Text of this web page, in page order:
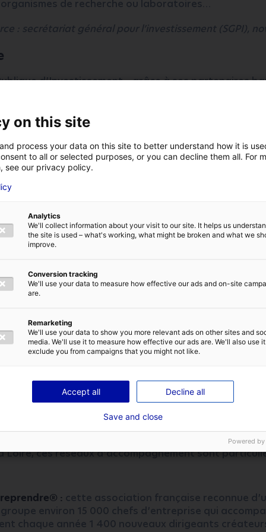
ADRESSE E-MAIL*
DE CONFIDENTIALITÉ
ENVOYER
de recherche ou laboratoires…
: secrétariat général pour l’investissement (SGPI),
d’Investissement – grâce à ses partenaires
institutionnels ou collectivités telles que les Régions
financements au service des entreprises. Elle agit
côté et comme un opérateur des programmes de
a la capacité d’apporter du conseil aux acteurs
de leur développement stratégique.
à projets France 2030,
le 15 décembre 2026, BPI France soutient
:la création de plus de 100 sites industriels par
dont une grande majorité de startups ou PME /ETI
Territoires
la Banque des Territoires est un département du
service des entreprises en tant que prêteur ou
immobiliers.
réseaux d’accompagnement au
ou le territoire choisi pour relocaliser son activité, il
qui peuvent accompagner le dirigeant sur
liées aux enjeux de la relocalisation.
Loire, ces réseaux d’accompagnement sont
: cette association française reconnue
environ 15 000 chefs d’entreprise qui
chaque année 1 400 nouveaux dirigeants
on this site
process your data on this site to better understand how it is
to all or selected purposes, or you can decline them all. For
see our privacy policy.
Analytics
We'll collect information about your visit to our site. It helps us
the site is used – what's working, what might be broken and what we
improve.
Conversion tracking
We'll use your data to measure how effective our ads and on-site
are.
Remarketing
We'll use your data to show you more relevant ads on other sites and
media. We'll use it to measure how effective our ads are. We'll also use
exclude you from campaigns that you might not like.
Accept all Decline all
Save and close
Powered by